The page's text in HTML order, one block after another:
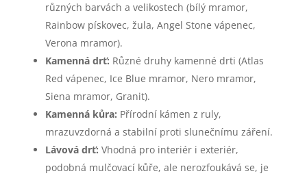
různých barvách a velikostech (bílý mramor,
Rainbow pískovec, žula, Angel Stone vápenec,
Verona mramor).
Kamenná drť: Různé druhy kamenné drti (Atlas
Red vápenec, Ice Blue mramor, Nero mramor,
Siena mramor, Granit).
Kamenná kůra: Přírodní kámen z ruly,
mrazuvzdorná a stabilní proti slunečnímu záření.
Lávová drť: Vhodná pro interiér i exteriér,
podobná mulčovací kůře, ale nerozfoukává se, je